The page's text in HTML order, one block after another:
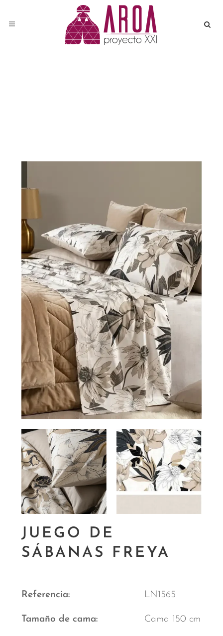
JUEGO DE
SÁBANAS FREYA
Referencia LN1565
Tamaño de cama Cama 150 cm